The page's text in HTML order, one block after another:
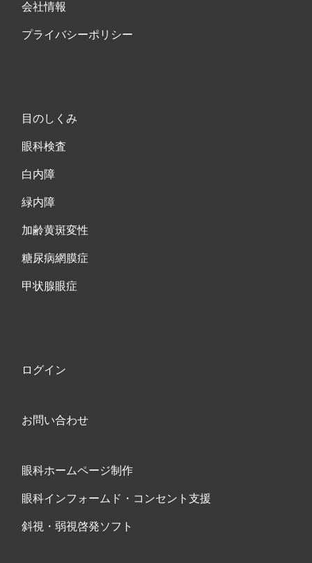
会社情報
プライバシーポリシー
目のしくみ
眼科検査
白内障
緑内障
加齢黄斑変性
糖尿病網膜症
甲状腺眼症
ログイン
お問い合わせ
眼科ホームページ制作
眼科インフォームド・コンセント支援
斜視・弱視啓発ソフト